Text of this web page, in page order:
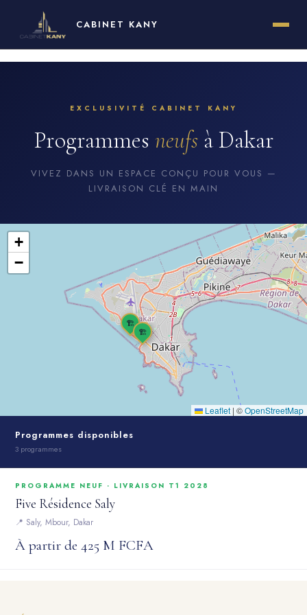
EXCLUSIVITÉ CABINET KANY
Programmes neufsà Dakar
VIVEZ DANS UN ESPACE CONÇU POUR VOUS —
LIVRAISON CLÉ EN MAIN
🏗️
🏗️
+
−
Leaflet | ©OpenStreetMap
Programmes disponibles
3 programmes
PROGRAMME NEUF · LIVRAISON T1 2028
Five Résidence Saly
📍 Saly, Mbour, Dakar
À partir de 425 M FCFA